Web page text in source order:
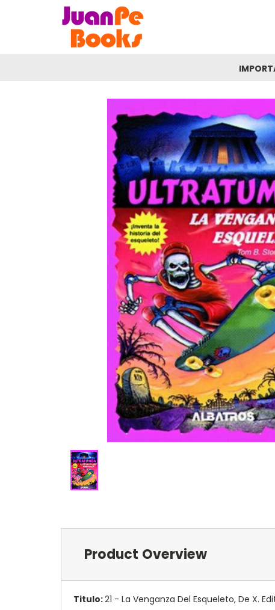
Product Overview
Titulo:21 - La Venganza Del Esqueleto, De X.